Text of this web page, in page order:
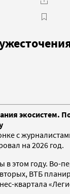
экосистем.
с
на 2026 год.
году. Во-
вторых, ВТБ
квартала